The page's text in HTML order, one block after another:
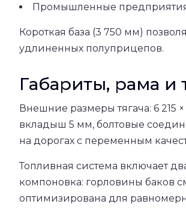
Промышленные
Короткая база (3 750 мм)
удлиненных полуприцепов.
Габариты, рама и
Внешние размеры тягача: 6 215
вкладыш 5 мм, болтовые
на дорогах с переменным
Топливная система включает
компоновка: горловины баков
оптимизирована для